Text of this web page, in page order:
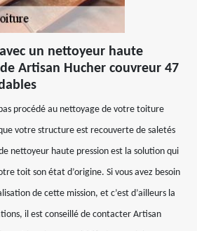
un nettoyeur haute
Artisan Hucher couvreur 47
pas procédé au nettoyage de votre toiture
votre structure est recouverte de saletés
nettoyeur haute pression est la solution qui
toit son état d’origine. Si vous avez besoin
de cette mission, et c’est d’ailleurs la
il est conseillé de contacter Artisan